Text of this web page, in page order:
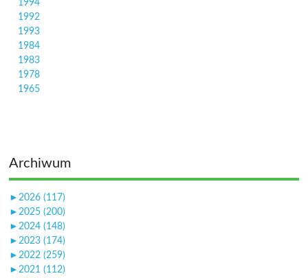
1994
1992
1993
1984
1983
1978
1965
Archiwum
►2026 (117)
►2025 (200)
►2024 (148)
►2023 (174)
►2022 (259)
►2021 (112)